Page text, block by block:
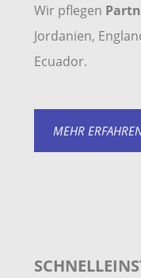
Wir pflegen
Jordanien,
Ecuador.
MEHR